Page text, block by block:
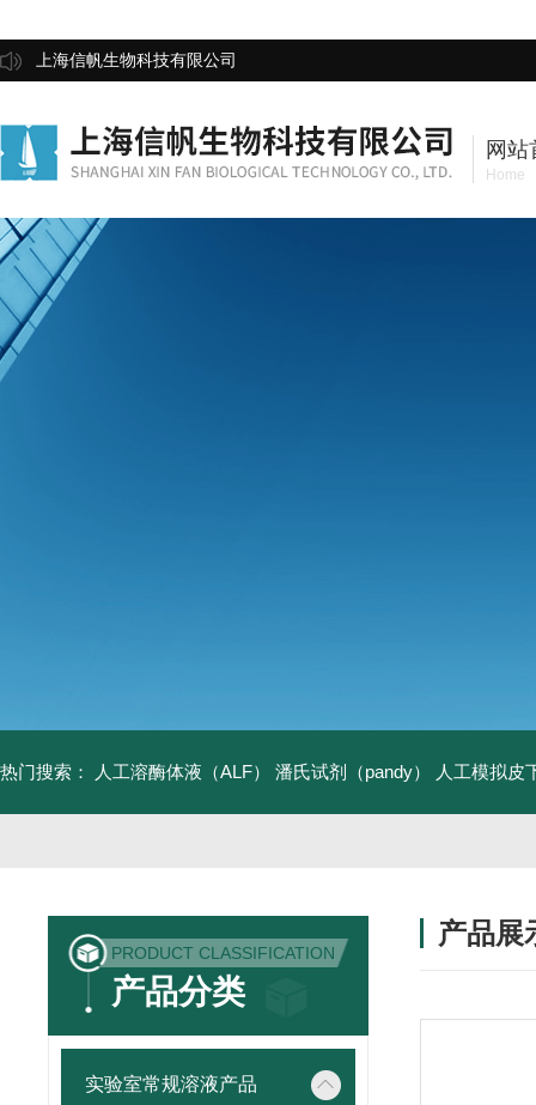
上海信帆生物科技有限公司
网站
Home
热门搜索： 人工溶酶体液（ALF） 潘氏试剂（pandy） 人工模拟皮
PRODUCT CLASSIFICATION
产品分类
实验室常规溶液产品
产品展